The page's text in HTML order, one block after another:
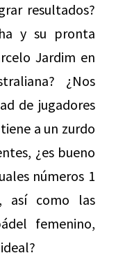
resultados?
y su pronta
Jardim en
¿Nos
de jugadores
a un zurdo
¿es bueno
números 1
así como las
femenino,